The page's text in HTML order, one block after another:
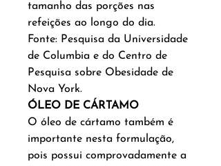
tamanho das porções nas
refeições ao longo do dia.
Fonte: Pesquisa da Universidade
de Columbia e do Centro de
Pesquisa sobre Obesidade de
Nova York.
ÓLEO DE CÁRTAMO
O óleo de cártamo também é
importante nesta formulação,
pois possui comprovadamente a